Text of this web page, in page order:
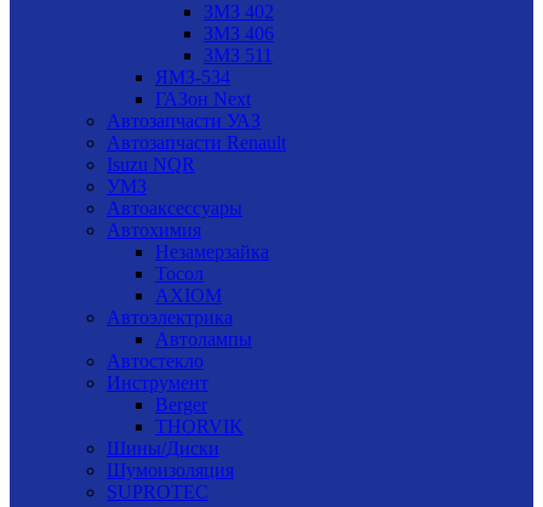
ЗМЗ 402
ЗМЗ 406
ЗМЗ 511
ЯМЗ-534
ГАЗон Next
Автозапчасти УАЗ
Автозапчасти Renault
Isuzu NQR
УМЗ
Автоаксессуары
Автохимия
Незамерзайка
Тосол
AXIOM
Автоэлектрика
Автолампы
Автостекло
Инструмент
Berger
THORVIK
Шины/Диски
Шумоизоляция
SUPROTEC